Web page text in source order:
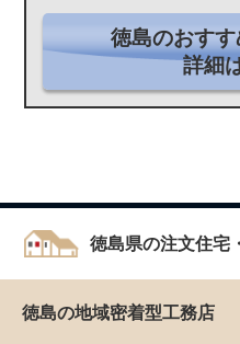
徳島のおす
詳細
徳島県の注文住宅
徳島の地域密着型工務店